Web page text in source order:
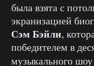
была взята с
экранизацией
Сэм Бэйли,
победителем в
музыкального шоу